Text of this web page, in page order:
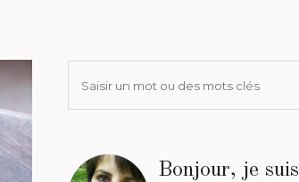
Bonjour, je suis